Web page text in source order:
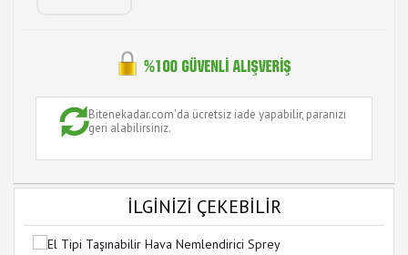
Bitenekadar.com'da ücretsiz iade yapabilir, paranızı
geri alabilirsiniz.
İLGİNİZİ ÇEKEBİLİR